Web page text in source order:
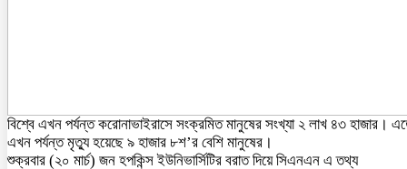
বিশ্বে এখন পর্যন্ত করোনাভাইরাসে সংক্রমিত মানুষের সংখ্যা ২ লাখ ৪৩ হাজার।
এখন পর্যন্ত মৃত্যু হয়েছে ৯ হাজার ৮শ’র বেশি মানুষের।
শুক্রবার (২০ মার্চ) জন হপকিন্স ইউনিভার্সিটির বরাত দিয়ে সিএনএন এ তথ্য